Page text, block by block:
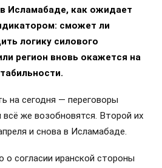
Исламабаде, как ожидает
сможет ли
логику силового
регион вновь окажется на
на сегодня — переговоры
же возобновятся. Второй их
и снова в Исламабаде.
о согласии иранской стороны